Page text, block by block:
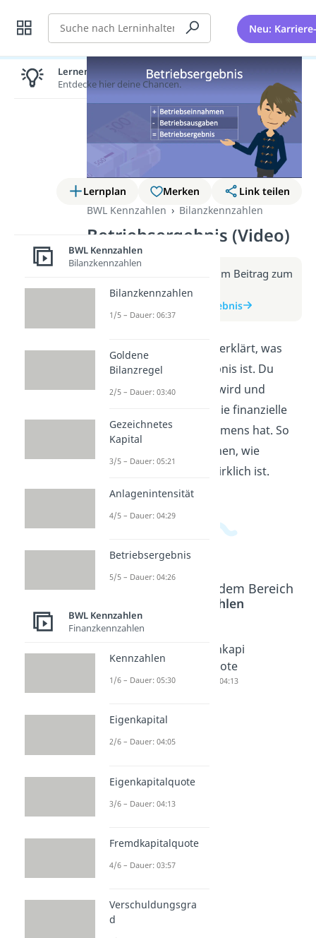
Suche Neu:
Lernplan Merken
Link teilen
BWL Kennzahlen
Bilanzkennzahlen
Betriebsergebnis (Video)
Weitere Infos erhältst du im Beitrag zum
Video
zum Beitrag: Betriebsergebnis
In diesem Video wird dir erklärt, was
genau das Betriebsergebnis ist. Du
lernst, wie es berechnet wird und
welchen Einfluss es auf die finanzielle
Situation eines Unternehmens hat. So
kannst du besser verstehen, wie
erfolgreich ein Betrieb wirklich ist.
Beliebte Inhalte aus dem Bereich
BWL Kennzahlen
Dauer: 05:30
tal
Dauer: 04:05
Eigenkapi
talquote
Dauer: 04:13
Lernen lohnt sich!
Entdecke hier deine Chancen.
BWL Kennzahlen
Bilanzkennzahlen
Bilanzkennzahlen
1/5 – Dauer: 06:37
Goldene
Bilanzregel
2/5 – Dauer: 03:40
Gezeichnetes
Kapital
3/5 – Dauer: 05:21
Anlagenintensität
4/5 – Dauer: 04:29
Betriebsergebnis
5/5 – Dauer: 04:26
BWL Kennzahlen
Finanzkennzahlen
Kennzahlen
1/6 – Dauer: 05:30
Eigenkapital
2/6 – Dauer: 04:05
Eigenkapitalquote
3/6 – Dauer: 04:13
Fremdkapitalquote
4/6 – Dauer: 03:57
Verschuldungsgra
d